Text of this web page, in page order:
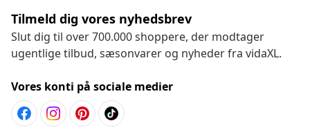
Tilmeld dig vores nyhedsbrev
Slut dig til over 700.000 shoppere, der modtager
ugentlige tilbud, sæsonvarer og nyheder fra vidaXL.
Vores konti på sociale medier